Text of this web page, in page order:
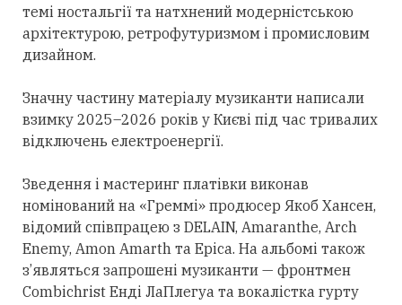
темі ностальгії та натхнений модерністською
архітектурою, ретрофутуризмом і промисловим
дизайном.
Значну частину матеріалу музиканти написали
взимку 2025–2026 років у Києві під час тривалих
відключень електроенергії.
Зведення і мастеринг платівки виконав
номінований на «Греммі» продюсер Якоб Хансен,
відомий співпрацею з DELAIN, Amaranthe, Arch
Enemy, Amon Amarth та Epica. На альбомі також
з’являться запрошені музиканти — фронтмен
Combichrist Енді ЛаПлегуа та вокалістка гурту